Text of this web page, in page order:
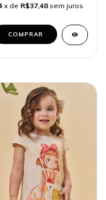
x de R$37,48 sem juros
COMPRAR